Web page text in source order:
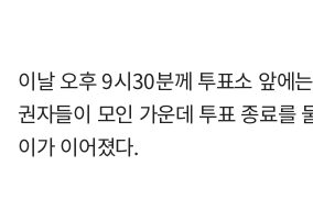
이날 오후 9시30분께 투표소 앞에
권자들이 모인 가운데 투표 종료를
이가 이어졌다.